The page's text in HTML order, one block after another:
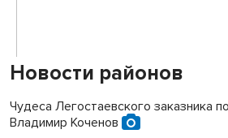
Новости районов
Чудеса Легостаевского заказника
Владимир Коченов